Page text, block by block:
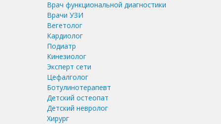
Врач функциональной диагностики
Врачи УЗИ
Вегетолог
Кардиолог
Подиатр
Кинезиолог
Эксперт сети
Цефалголог
Ботулинотерапевт
Детский остеопат
Детский невролог
Хирург